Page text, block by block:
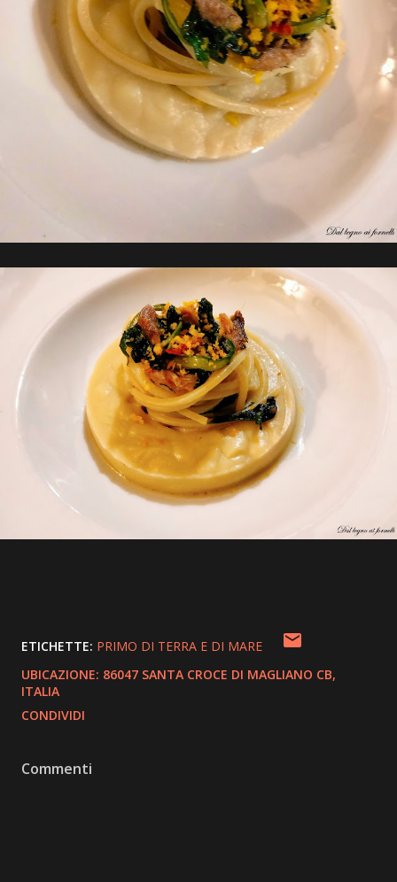
ETICHETTE: PRIMO DI TERRA E DI MARE
UBICAZIONE: 86047 SANTA CROCE DI MAGLIANO CB,
ITALIA
CONDIVIDI
Commenti